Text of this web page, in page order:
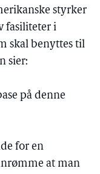
styrker
fasiliteter i
skal benyttes til
sier:
på denne
for en
at man